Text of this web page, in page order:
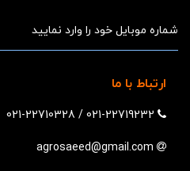
ارتباط با ما
021-22719232
/
021-22710328
agrosaeed@gmail.com